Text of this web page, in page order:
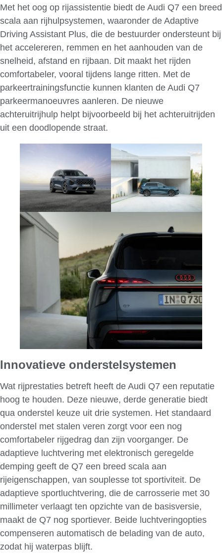
Met het oog op rijassistentie biedt de Audi Q7 een breed
scala aan rijhulpsystemen, waaronder de Adaptive
Driving Assistant Plus, die de bestuurder ondersteunt bij
het accelereren, remmen en het aanhouden van de
snelheid, afstand en rijbaan. Dit maakt het rijden
comfortabeler, vooral tijdens lange ritten. Met de
parkeertrainingsfunctie kunnen klanten de Audi Q7
parkeermanoeuvres aanleren. De nieuwe
achteruitrijhulp helpt bijvoorbeeld bij het achteruitrijden
uit een doodlopende straat.
Innovatieve onderstelsystemen
Wat rijprestaties betreft heeft de Audi Q7 een reputatie
hoog te houden. Deze nieuwe, derde generatie biedt
qua onderstel keuze uit drie systemen. Het standaard
onderstel met stalen veren zorgt voor een nog
comfortabeler rijgedrag dan zijn voorganger. De
adaptieve luchtvering met elektronisch geregelde
demping geeft de Q7 een breed scala aan
rijeigenschappen, van souplesse tot sportiviteit. De
adaptieve sportluchtvering, die de carrosserie met 30
millimeter verlaagt ten opzichte van de basisversie,
maakt de Q7 nog sportiever. Beide luchtveringopties
compenseren automatisch de belading van de auto,
zodat hij waterpas blijft.